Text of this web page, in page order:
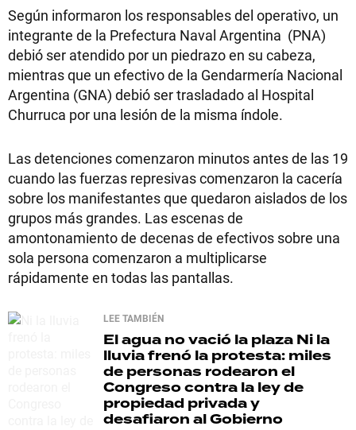
Según informaron los responsables del operativo, un
integrante de la Prefectura Naval Argentina (PNA)
debió ser atendido por un piedrazo en su cabeza,
mientras que un efectivo de la Gendarmería Nacional
Argentina (GNA) debió ser trasladado al Hospital
Churruca por una lesión de la misma índole.
Las detenciones comenzaron minutos antes de las 19
cuando las fuerzas represivas comenzaron la cacería
sobre los manifestantes que quedaron aislados de los
grupos más grandes. Las escenas de
amontonamiento de decenas de efectivos sobre una
sola persona comenzaron a multiplicarse
rápidamente en todas las pantallas.
LEE TAMBIÉN
El agua no vació la plaza Ni la
lluvia frenó la protesta: miles
de personas rodearon el
Congreso contra la ley de
propiedad privada y
desafiaron al Gobierno